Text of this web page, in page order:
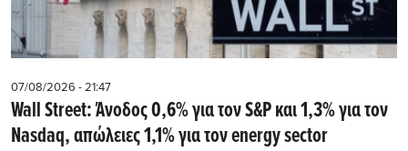
07/08/2026 - 21:47
Wall Street: Άνοδος 0,6% για τον S&P και 1,3% για τον
Nasdaq, απώλειες 1,1% για τον energy sector